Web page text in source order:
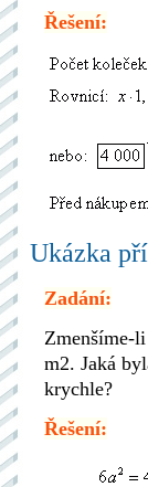
Řešení:
Ukázka
Zadání:
Zmenšíme-
m2. Jaká
krychle?
Řešení: